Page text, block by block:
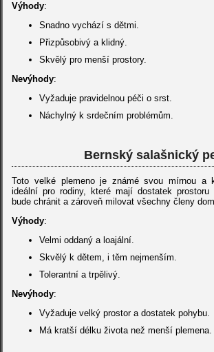
Výhody:
Snadno vychází s dětmi.
Přizpůsobivý a klidný.
Skvělý pro menší prostory.
Nevýhody:
Vyžaduje pravidelnou péči o srst.
Náchylný k srdečním problémům.
Bernský salašnický
Toto velké plemeno je známé svou mírnou a
ideální pro rodiny, které mají dostatek
bude chránit a zároveň milovat všechny členy
Výhody:
Velmi oddaný a loajální.
Skvělý k dětem, i těm nejmenším.
Tolerantní a trpělivý.
Nevýhody:
Vyžaduje velký prostor a dostatek pohybu.
Má kratší délku života než menší plemena.